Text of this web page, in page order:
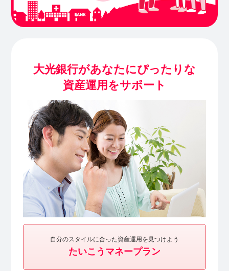
大光銀行があなたにぴったりな
資産運用をサポート
自分のスタイルに合った資産運用を見つけよう
たいこうマネープラン